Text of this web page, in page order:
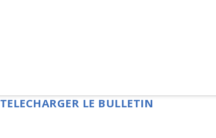
TELECHARGER LE BULLETIN